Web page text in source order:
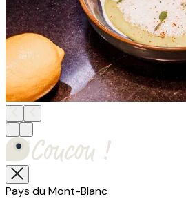
Pays du Mont-Blanc